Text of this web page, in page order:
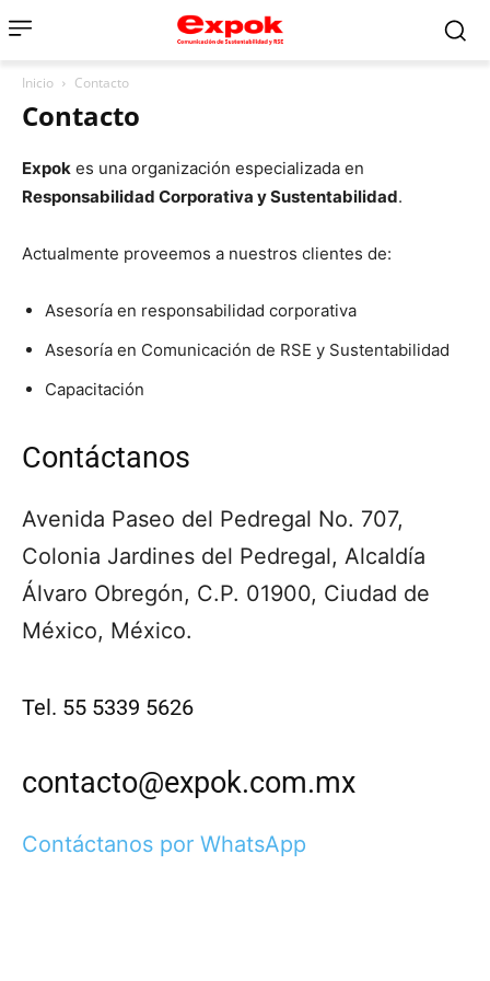
Inicio Contacto
Contacto
Expok es una organización especializada en
Responsabilidad Corporativa y Sustentabilidad.
Actualmente proveemos a nuestros clientes de:
Asesoría en responsabilidad corporativa
Asesoría en Comunicación de RSE y Sustentabilidad
Capacitación
Contáctanos
Avenida Paseo del Pedregal No. 707,
Colonia Jardines del Pedregal, Alcaldía
Álvaro Obregón, C.P. 01900, Ciudad de
México, México.
Tel. 55 5339 5626
contacto@expok.com.mx
Contáctanos por WhatsApp